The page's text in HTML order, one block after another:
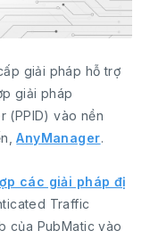
giải pháp hỗ trợ
giải pháp
(PPID) vào nền
AnyManager.
các giải pháp đị
Traffic
của PubMatic vào